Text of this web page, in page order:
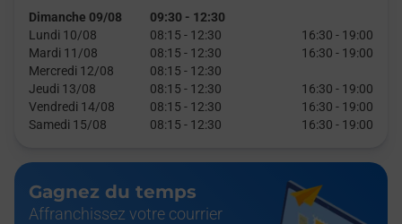
Dimanche 09/08 09:30 - 12:30
Lundi 10/08
08:15 - 12:30 16:30 - 19:00
Mardi 11/08
08:15 - 12:30 16:30 - 19:00
Mercredi 12/08
08:15 - 12:30
Jeudi 13/08
08:15 - 12:30 16:30 - 19:00
Vendredi 14/08
08:15 - 12:30 16:30 - 19:00
Samedi 15/08
08:15 - 12:30 16:30 - 19:00
Gagnez du temps
Affranchissez votre courrier